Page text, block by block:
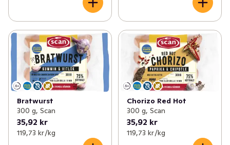
Bratwurst
300 g, Scan
35,92 kr
119,73 kr /kg
Chorizo Red Hot
300 g, Scan
35,92 kr
119,73 kr /kg